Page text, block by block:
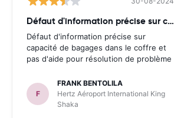
Défaut d'information précise sur capacité
Défaut d'information précise sur
capacité de bagages dans le coffre et
pas d'aide pour résolution de problème
F
FRANK BENTOLILA
Hertz Aéroport International King
Shaka